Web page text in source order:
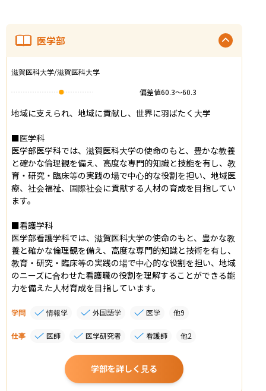
医学部
滋賀医科大学/滋賀医科大学
偏差値60.3〜60.3
地域に支えられ、地域に貢献し、世界に羽ばたく大学
■医学科
医学部医学科では、滋賀医科大学の使命のもと、豊かな教養
と確かな倫理観を備え、高度な専門的知識と技能を有し、教
育・研究・臨床等の実践の場で中心的な役割を担い、地域医
療、社会福祉、国際社会に貢献する人材の育成を目指してい
ます。
■看護学科
医学部看護学科では、滋賀医科大学の使命のもと、豊かな教
養と確かな倫理観を備え、高度な専門的知識と技術を有し、
教育・研究・臨床等の実践の場で中心的な役割を担い、地域
のニーズに合わせた看護職の役割を理解することができる能
力を備えた人材育成を目指しています。
学問 情報学 外国語学 医学 他9
仕事 医師 医学研究者 看護師 他2
学部を詳しく見る